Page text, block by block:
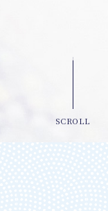
SCROLL